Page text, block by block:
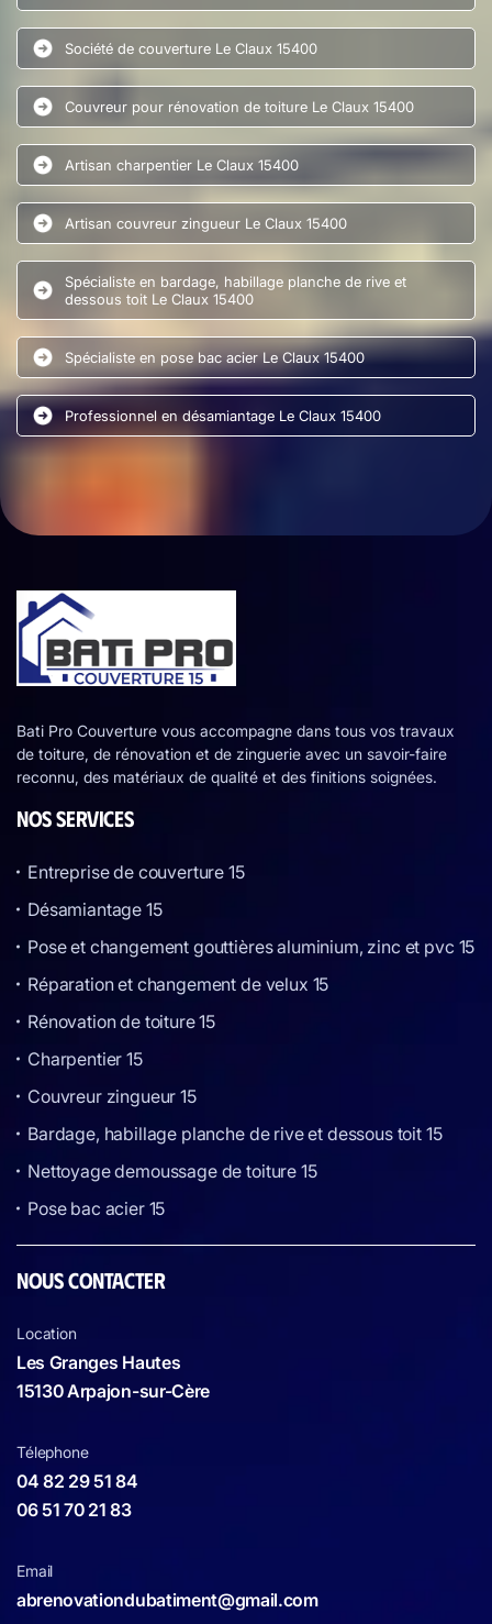
Société de couverture Le Claux 15400
Couvreur pour rénovation de toiture Le Claux 15400
Artisan charpentier Le Claux 15400
Artisan couvreur zingueur Le Claux 15400
Spécialiste en bardage, habillage planche de rive et
dessous toit Le Claux 15400
Spécialiste en pose bac acier Le Claux 15400
Professionnel en désamiantage Le Claux 15400
Bati Pro Couverture vous accompagne dans tous vos travaux
de toiture, de rénovation et de zinguerie avec un savoir-faire
reconnu, des matériaux de qualité et des finitions soignées.
NOS SERVICES
Entreprise de couverture 15
Désamiantage 15
Pose et changement gouttières aluminium, zinc et pvc 15
Réparation et changement de velux 15
Rénovation de toiture 15
Charpentier 15
Couvreur zingueur 15
Bardage, habillage planche de rive et dessous toit 15
Nettoyage demoussage de toiture 15
Pose bac acier 15
NOUS CONTACTER
Location
Les Granges Hautes
15130 Arpajon-sur-Cère
Télephone
04 82 29 51 84
06 51 70 21 83
Email
abrenovationdubatiment@gmail.com